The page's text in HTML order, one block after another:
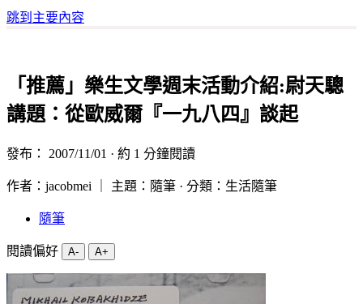
跳到主要內容
「推薦」樂生文學週末活動介紹:尉天驄
講題：從歐威爾『一九八四』談起
發布： 2007/11/01 · 約 1 分鐘閱讀
作者：jacobmei ｜ 主題：隨筆 · 分類：生活隨筆
隨筆
閱讀偏好 A- A+